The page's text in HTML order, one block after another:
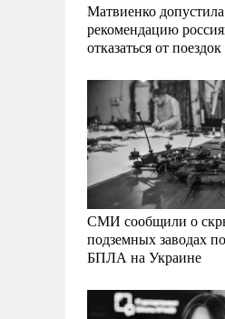
Матвиенко допустила
рекомендацию
отказаться от
СМИ сообщили о
подземных заводах
БПЛА на Украине